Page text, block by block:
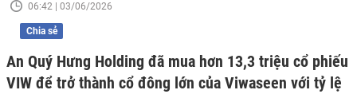
06:42 | 03/06/2026
Chia sẻ
An Quý Hưng Holding đã mua hơn 13,3 triệu cổ phiếu
VIW để trở thành cổ đông lớn của Viwaseen với tỷ lệ